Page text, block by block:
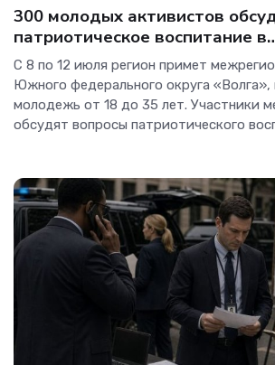
300 молодых активистов
патриотическое воспитание в
Волгоградской области
С 8 по 12 июля регион примет
Южного федерального округа
молодежь от 18 до 35 лет. Участники
обсудят вопросы патриотического